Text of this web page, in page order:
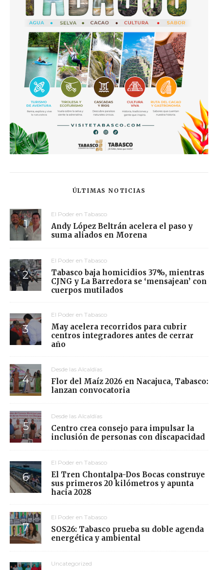
ÚLTIMAS NOTICIAS
El Poder en Tabasco
Andy López Beltrán acelera el paso y
suma aliados en Morena
El Poder en Tabasco
Tabasco baja homicidios 37%, mientras
CJNG y La Barredora se ‘mensajean’ con
cuerpos mutilados
El Poder en Tabasco
May acelera recorridos para cubrir
centros integradores antes de cerrar
año
Desde las Alcaldías
Flor del Maíz 2026 en Nacajuca, Tabasco:
lanzan convocatoria
Desde las Alcaldías
Centro crea consejo para impulsar la
inclusión de personas con discapacidad
El Poder en Tabasco
El Tren Chontalpa-Dos Bocas construye
sus primeros 20 kilómetros y apunta
hacia 2028
El Poder en Tabasco
SOS26: Tabasco prueba su doble agenda
energética y ambiental
Uncategorized